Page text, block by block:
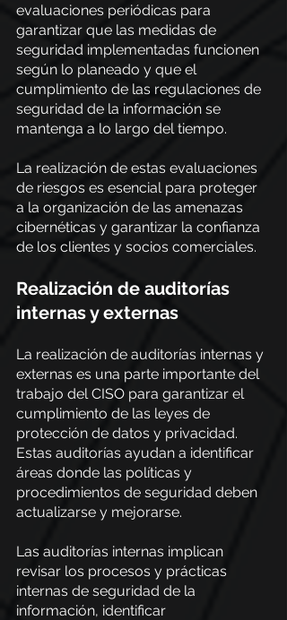
evaluaciones periódicas para
garantizar que las medidas de
seguridad implementadas funcionen
según lo planeado y que el
cumplimiento de las regulaciones de
seguridad de la información se
mantenga a lo largo del tiempo.
La realización de estas evaluaciones
de riesgos es esencial para proteger
a la organización de las amenazas
cibernéticas y garantizar la confianza
de los clientes y socios comerciales.
Realización de auditorías
internas y externas
La realización de auditorías internas y
externas es una parte importante del
trabajo del CISO para garantizar el
cumplimiento de las leyes de
protección de datos y privacidad.
Estas auditorías ayudan a identificar
áreas donde las políticas y
procedimientos de seguridad deben
actualizarse y mejorarse.
Las auditorías internas implican
revisar los procesos y prácticas
internas de seguridad de la
información, identificar